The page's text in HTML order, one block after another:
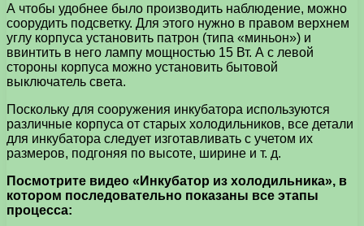
А чтобы удобнее было производить наблюдение, можно
соорудить подсветку. Для этого нужно в правом верхнем
углу корпуса установить патрон (типа «миньон») и
ввинтить в него лампу мощностью 15 Вт. А с левой
стороны корпуса можно установить бытовой
выключатель света.
Поскольку для сооружения инкубатора используются
различные корпуса от старых холодильников, все детали
для инкубатора следует изготавливать с учетом их
размеров, подгоняя по высоте, ширине и т. д.
Посмотрите видео «Инкубатор из холодильника», в
котором последовательно показаны все этапы
процесса: